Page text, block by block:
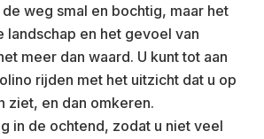
weg smal en bochtig, maar het
landschap en het gevoel van
meer dan waard. U kunt tot aan
rijden met het uitzicht dat u op
ziet, en dan omkeren.
in de ochtend, zodat u niet veel